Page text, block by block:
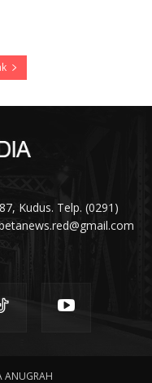
Kudus. Telp. (0291)
ANUGRAH